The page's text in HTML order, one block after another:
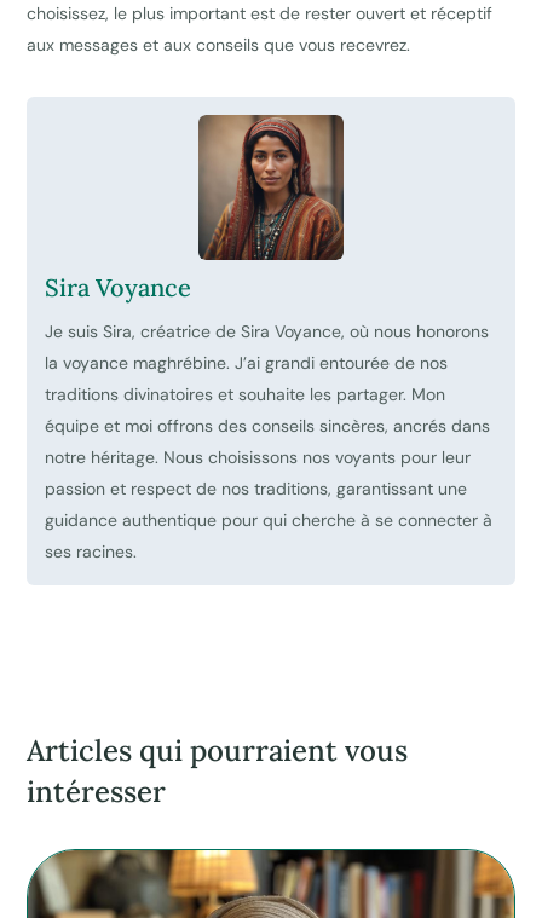
choisissez, le plus important est de rester ouvert et réceptif
aux messages et aux conseils que vous recevrez.
Sira Voyance
Je suis Sira, créatrice de Sira Voyance, où nous honorons
la voyance maghrébine. J’ai grandi entourée de nos
traditions divinatoires et souhaite les partager. Mon
équipe et moi offrons des conseils sincères, ancrés dans
notre héritage. Nous choisissons nos voyants pour leur
passion et respect de nos traditions, garantissant une
guidance authentique pour qui cherche à se connecter à
ses racines.
Articles qui pourraient vous
intéresser